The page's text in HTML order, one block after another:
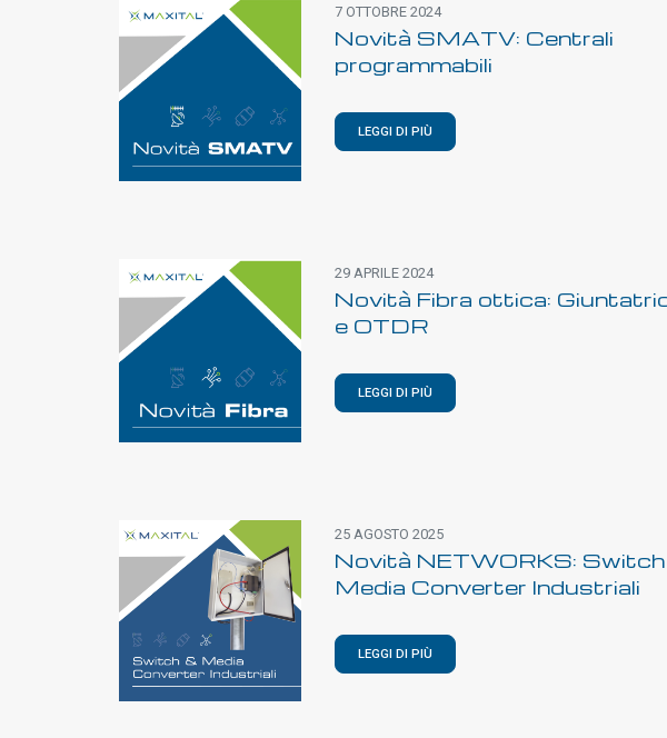
7 OTTOBRE 2024
Novità SMATV: Centrali
programmabili
LEGGI DI PIÙ
29 APRILE 2024
Novità Fibra ottica:
e OTDR
LEGGI DI PIÙ
25 AGOSTO 2025
Novità NETWORKS: Switch
Media Converter Industriali
LEGGI DI PIÙ